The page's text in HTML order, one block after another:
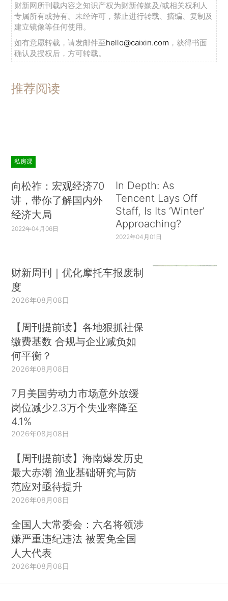
财新网所刊载内容之知识产权为财新传媒及/或相关权利人
专属所有或持有。未经许可，禁止进行转载、摘编、复制及
建立镜像等任何使用。
如有意愿转载，请发邮件至hello@caixin.com ，获得书面
确认及授权后，方可转载。
推荐阅读
私房课
向松祚：宏观经济70
讲，带你了解国内外
经济大局
2022年04月06日
In Depth: As
Tencent Lays Off
Staff, Is Its ‘Winter’
Approaching?
2022年04月01日
财新周刊｜优化摩托车报废制
度
2026年08月08日
【周刊提前读】各地狠抓社保
缴费基数 合规与企业减负如
何平衡？
2026年08月08日
7月美国劳动力市场意外放缓
岗位减少2.3万个失业率降至
4.1%
2026年08月08日
【周刊提前读】海南爆发历史
最大赤潮 渔业基础研究与防
范应对亟待提升
2026年08月08日
全国人大常委会：六名将领涉
嫌严重违纪违法 被罢免全国
人大代表
2026年08月08日